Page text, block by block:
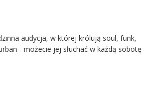
audycja, w której królują soul, funk,
- możecie jej słuchać w każdą sobotę